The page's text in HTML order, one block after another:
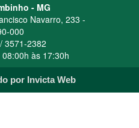
- MG
Navarro, 233 -
000
3571-2382
às 17:30h
por Invicta Web